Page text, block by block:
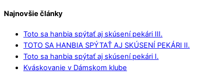
Najnovšie články
Toto sa hanbia spýtať aj skúsení pekári III.
TOTO SA HANBIA SPÝTAŤ AJ SKÚSENÍ PEKÁRI II.
Toto sa hanbia spýtať aj skúsení pekári I.
Kváskovanie v Dámskom klube